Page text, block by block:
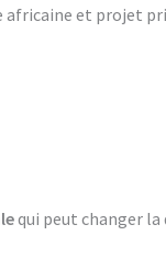
et projet
qui peut changer la